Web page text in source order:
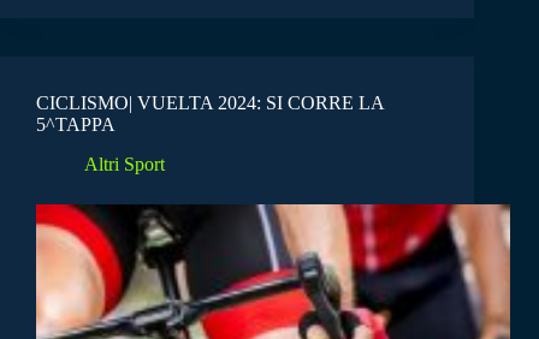
CICLISMO| VUELTA 2024: SI CORRE LA
5^TAPPA
Altri Sport